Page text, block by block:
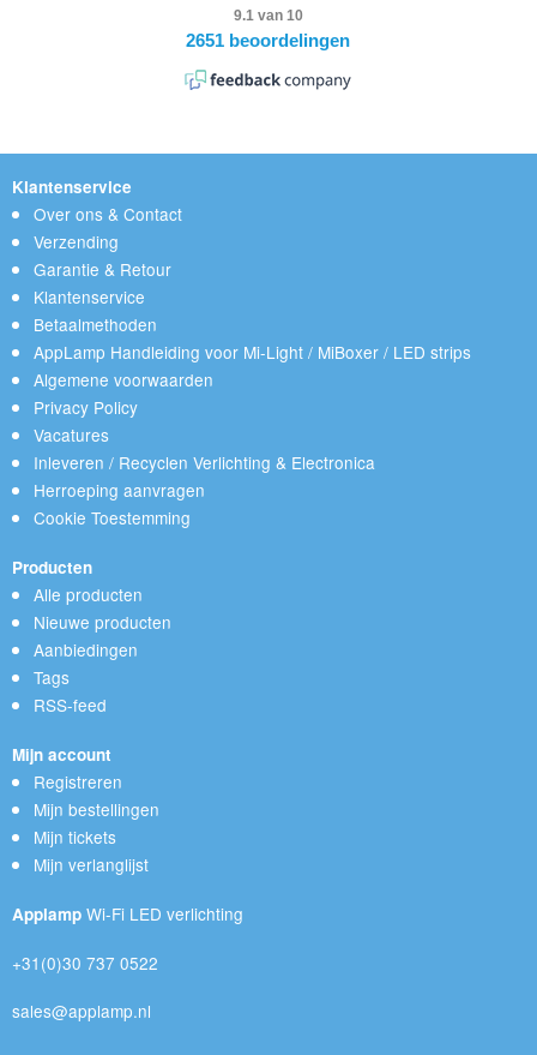
Klantenservice
Over ons & Contact
Verzending
Garantie & Retour
Klantenservice
Betaalmethoden
AppLamp Handleiding voor Mi-Light / MiBoxer / LED strips
Algemene voorwaarden
Privacy Policy
Vacatures
Inleveren / Recyclen Verlichting & Electronica
Herroeping aanvragen
Cookie Toestemming
Producten
Alle producten
Nieuwe producten
Aanbiedingen
Tags
RSS-feed
Mijn account
Registreren
Mijn bestellingen
Mijn tickets
Mijn verlanglijst
Applamp Wi-Fi LED verlichting
+31(0)30 737 0522
sales@applamp.nl